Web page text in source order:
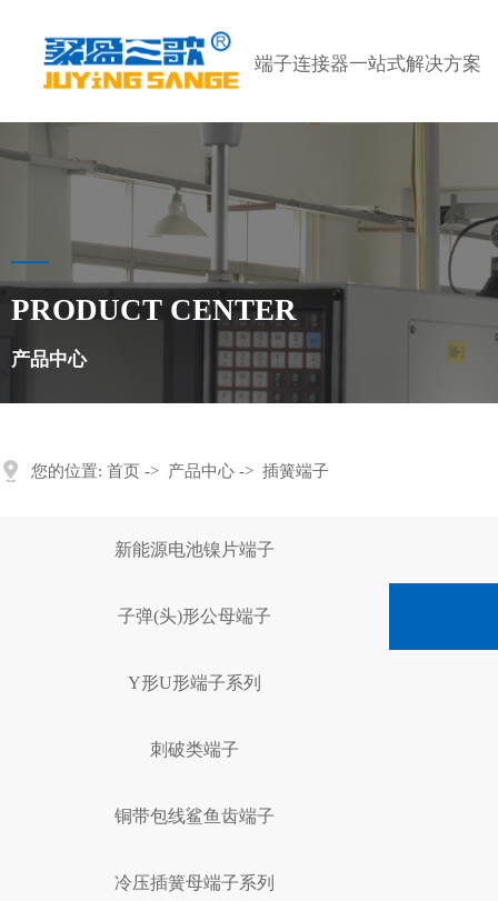
端子连接器一站式解决方案
PRODUCT CENTER
产品中心
您的位置: 首页 -> 产品中心 -> 插簧端子
新能源电池镍片端子
子弹(头)形公母端子
Y形U形端子系列
刺破类端子
铜带包线鲨鱼齿端子
冷压插簧母端子系列